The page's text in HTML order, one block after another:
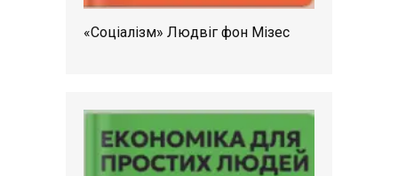
«Соціалізм» Людвіг фон Мізес